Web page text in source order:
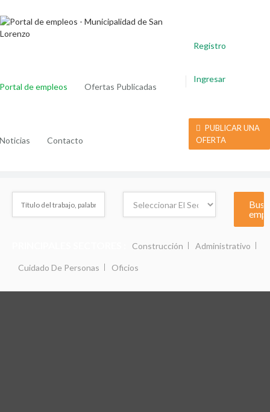
Portal de empleos Ofertas Publicadas
Noticias Contacto
Registro
Ingresar
PUBLICAR UNA
OFERTA
Construcción Administrativo
Cuidado De Personas Oficios